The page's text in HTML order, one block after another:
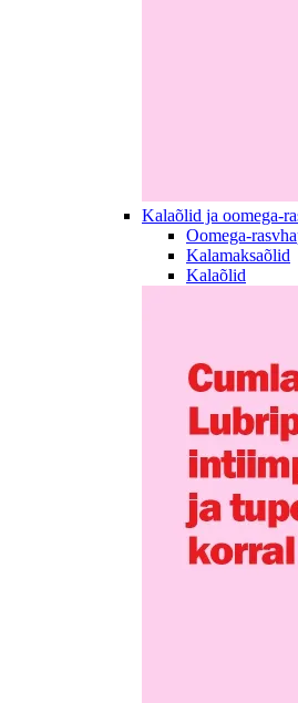
Kalaõlid ja oomega-
Oomega-
Kalamaksaõlid
Kalaõlid